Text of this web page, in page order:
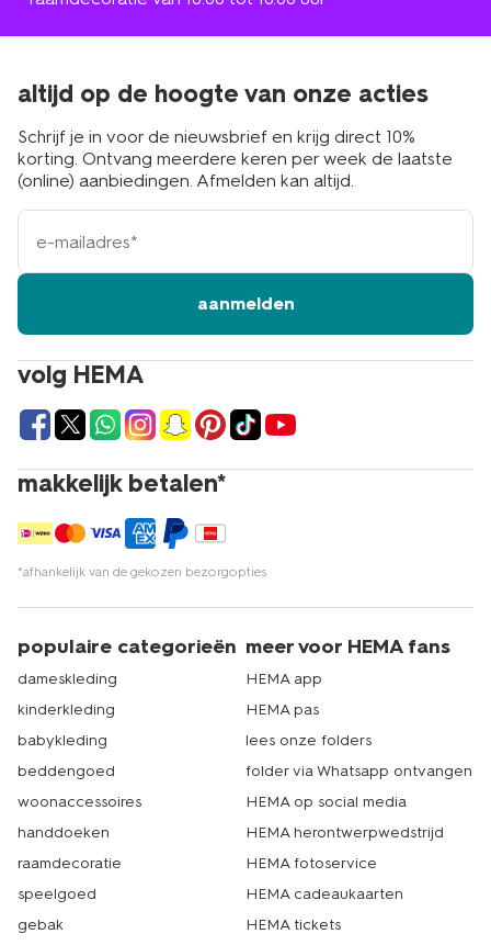
volg HEMA
makkelijk betalen*
*afhankelijk van de gekozen bezorgopties
altijd op de hoogte van onze acties
Schrijf je in voor de nieuwsbrief en krijg direct 10%
korting. Ontvang meerdere keren per week de laatste
(online) aanbiedingen. Afmelden kan altijd.
e-
mailadres
aanmelden
populaire categorieën
dameskleding
kinderkleding
babykleding
beddengoed
woonaccessoires
handdoeken
raamdecoratie
speelgoed
gebak
meer voor HEMA fans
HEMA app
HEMA pas
lees onze folders
folder via Whatsapp ontvangen
HEMA op social media
HEMA herontwerpwedstrijd
HEMA fotoservice
HEMA cadeaukaarten
HEMA tickets